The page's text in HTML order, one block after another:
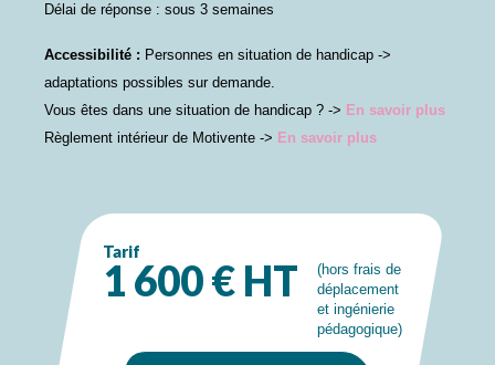
Délai de réponse : sous 3 semaines
Accessibilité : Personnes en situation de handicap ->
adaptations possibles sur demande.
Vous êtes dans une situation de handicap ? -> En savoir plus
Règlement intérieur de Motivente -> En savoir plus
Tarif
1 600 € HT
(hors frais de
déplacement
et ingénierie
pédagogique)